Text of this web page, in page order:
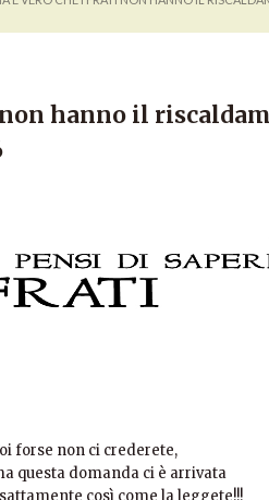
hanno il
forse non ci crederete,
questa domanda ci è arrivata